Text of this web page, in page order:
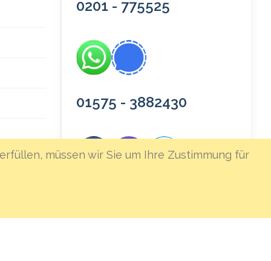
müssen wir Sie um Ihre Zustimmung für
0201 - 775525
01575 - 3882430